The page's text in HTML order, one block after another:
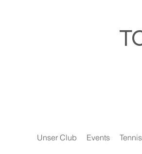
Unser Club Events Tennis